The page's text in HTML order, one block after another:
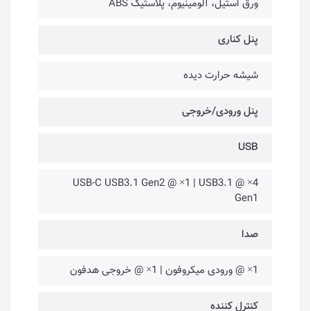
ورق استیل، آلومینیوم، پلاستیک ABS
پنل کناری
شیشه حرارت دیده
پنل ورودی/خروجی
USB
4× @ USB-C USB3.1 Gen2 @ ×1 | USB3.1
Gen1
صدا
1× @ ورودی میکروفون | 1× @ خروجی هدفون
کنترل کننده